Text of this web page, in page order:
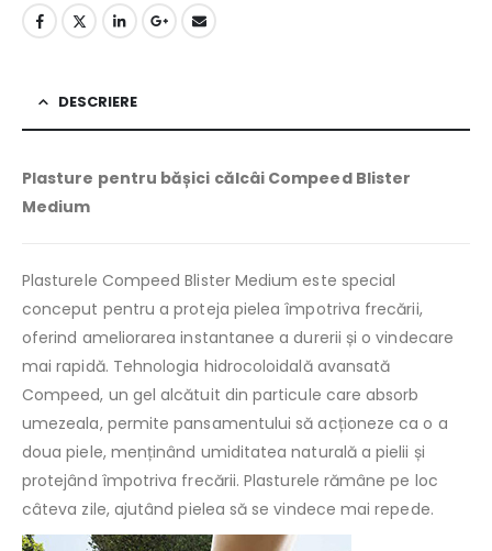
DESCRIERE
Plasture pentru bășici călcâi Compeed Blister
Medium
Plasturele Compeed Blister Medium este special
conceput pentru a proteja pielea împotriva frecării,
oferind ameliorarea instantanee a durerii și o vindecare
mai rapidă. Tehnologia hidrocoloidală avansată
Compeed, un gel alcătuit din particule care absorb
umezeala, permite pansamentului să acționeze ca o a
doua piele, menținând umiditatea naturală a pielii și
protejând împotriva frecării. Plasturele rămâne pe loc
câteva zile, ajutând pielea să se vindece mai repede.